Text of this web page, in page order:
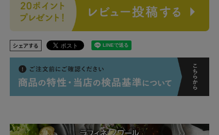
シェアする